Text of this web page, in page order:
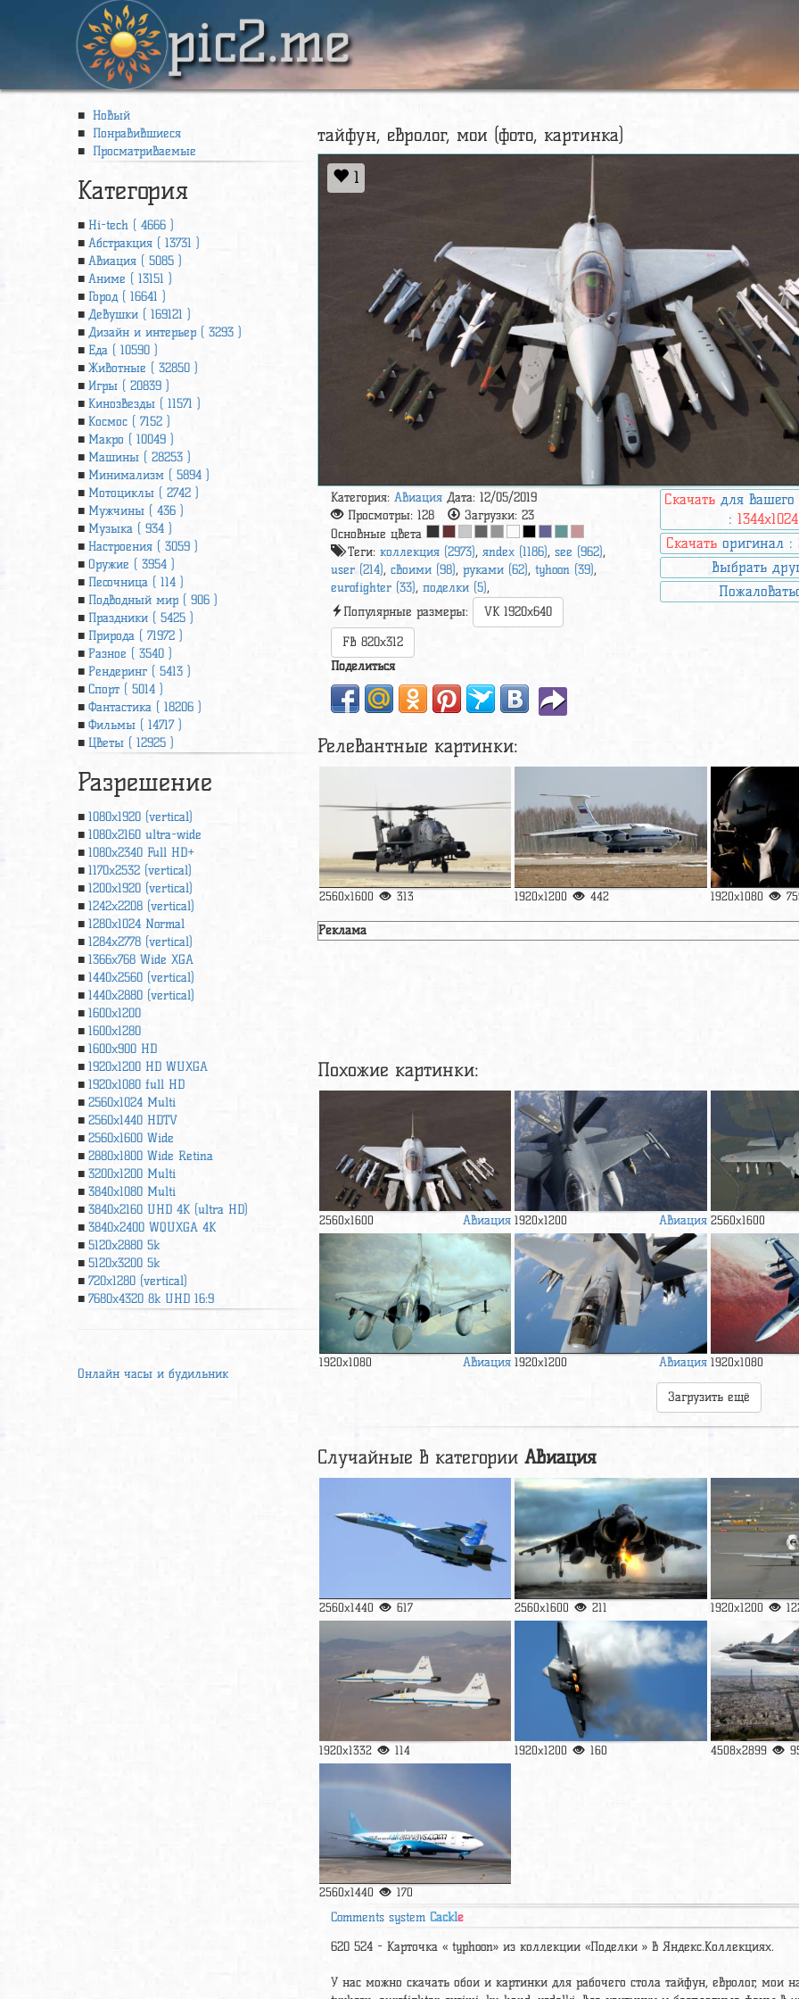
pic2.me
Новый
Понравившиеся
Просматриваемые
Категория
Hi-tech ( 4666 )
Абстракция ( 13731 )
Авиация ( 5085 )
Аниме ( 13151 )
Город ( 16641 )
Девушки ( 169121 )
Дизайн и интерьер ( 3293 )
Еда ( 10590 )
Животные ( 32850 )
Игры ( 20839 )
Кинозвезды ( 11571 )
Космос ( 7152 )
Макро ( 10049 )
Машины ( 28253 )
Минимализм ( 5894 )
Мотоциклы ( 2742 )
Мужчины ( 436 )
Музыка ( 934 )
Настроения ( 3059 )
Оружие ( 3954 )
Песочница ( 114 )
Подводный мир ( 906 )
Праздники ( 5425 )
Природа ( 71972 )
Разное ( 3540 )
Рендеринг ( 5413 )
Спорт ( 5014 )
Фантастика ( 18206 )
Фильмы ( 14717 )
Цветы ( 12925 )
Разрешение
1080x1920 (vertical)
1080x2160 ultra-wide
1080x2340 Full HD+
1170x2532 (vertical)
1200x1920 (vertical)
1242x2208 (vertical)
1280x1024 Normal
1284x2778 (vertical)
1366х768 Wide XGA
1440x2560 (vertical)
1440x2880 (vertical)
1600x1200
1600x1280
1600x900 HD
1920x1200 HD WUXGA
1920х1080 full HD
2560x1024 Multi
2560x1440 HDTV
2560x1600 Wide
2880x1800 Wide Retina
3200x1200 Multi
3840x1080 Multi
3840x2160 UHD 4К (ultra HD)
3840x2400 WQUXGA 4K
5120x2880 5k
5120x3200 5k
720x1280 (vertical)
7680x4320 8k UHD 16:9
Онлайн часы и будильник
тайфун, евролог, мои (фото, картинка)
1
Категория:Авиация Дата: 12/05/2019
Просмотры:128 Загрузки:23
Основные цвета
Теги:коллекция (2973),яndex (1186),see (962),
user (214),своими (98),руками (62),tyhoon (39),
eurofighter (33),поделки (5),
Популярные размеры:
VK 1920x640
FB 820x312
Скачать для
:1344x1024
Скачать оригинал :
Выбрать
Поделиться
Релевантные картинки:
2560x1600 313 1920x1200 442 1920x1080
Реклама
Похожие картинки:
2560x1600 Авиация 1920x1200 Авиация 2560x1600
1920x1080 Авиация 1920x1200 Авиация 1920x1080
Загрузить ещё
Случайные в категорииАвиация
2560x1440 617 2560x1600 211 1920x1200
1920x1332 114 1920x1200 160 4508x2899
2560x1440 170
Comments systemCackle
620 524 - Карточка « typhoon» из коллекции «Поделки » в Яндекс.Коллекциях.
У нас можно скачать обои и картинки для рабочего стола тайфун, евролог, мои